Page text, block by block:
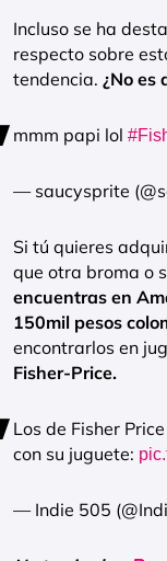
Incluso se ha
respecto sobre
tendencia. ¿No es
mmm papi lol
— saucysprite
Si tú quieres
que otra broma o
encuentras en
150mil pesos
encontrarlos en
Fisher-Price.
Los de Fisher
con su juguete:
— Indie 505